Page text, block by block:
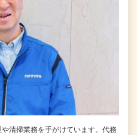
清掃業務を手がけています。代務